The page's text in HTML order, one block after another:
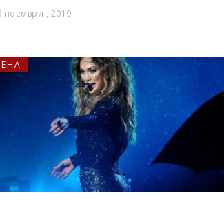
ноември , 2019